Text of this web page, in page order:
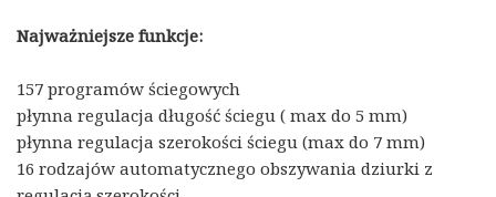
Najważniejsze funkcje:
157 programów ściegowych
płynna regulacja długość ściegu ( max do 5 mm)
płynna regulacja szerokości ściegu (max do 7 mm)
16 rodzajów automatycznego obszywania dziurki z